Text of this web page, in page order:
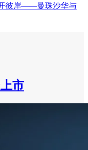
彼岸——曼珠沙华与
市